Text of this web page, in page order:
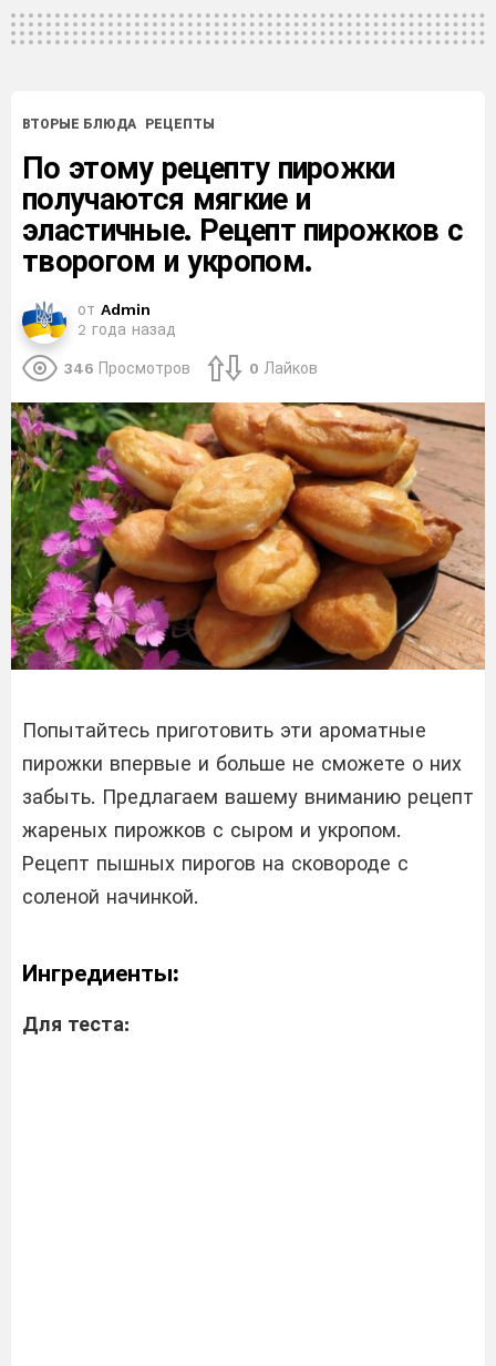
ВТОРЫЕ БЛЮДА РЕЦЕПТЫ
По этому рецепту пирожки
получаются мягкие и
эластичные. Рецепт пирожков с
творогом и укропом.
от Admin
2 года назад
346 Просмотров 0 Лайков
Попытайтесь приготовить эти ароматные
пирожки впервые и больше не сможете о них
забыть. Предлагаем вашему вниманию рецепт
жареных пирожков с сыром и укропом.
Рецепт пышных пирогов на сковороде с
соленой начинкой.
Ингредиенты:
Для теста: